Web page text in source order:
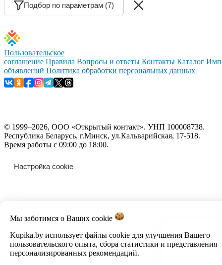
Подбор по параметрам (7)
Мы заботимся о Ваших cookie
Kupika.by использует файлы cookie для улучшения Вашего
пользовательского опыта, сбора статистики и представления
персонализированных рекомендаций.
Пользовательское
соглашение Правила Вопросы и ответы Контакты Каталог
объявлений Политика обработки персональных данных
© 1999–2026, ООО «Открытый контакт». УНП 100008738.
Республика Беларусь, г.Минск, ул.Кальварийская, 17-518.
Время работы с 09:00 до 18:00.
Настройка cookie